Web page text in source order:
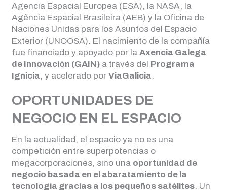
Agencia Espacial Europea (ESA), la NASA, la
Agência Espacial Brasileira (AEB) y la Oficina de
Naciones Unidas para los Asuntos del Espacio
Exterior (UNOOSA). El nacimiento de la compañía
fue financiado y apoyado por laAxencia Galega
de Innovación (GAIN) a través del Programa
Ignicia, y acelerado porViaGalicia.
OPORTUNIDADES DE
NEGOCIO EN EL ESPACIO
En la actualidad, el espacio ya no es una
competición entre superpotencias o
megacorporaciones, sino una oportunidad de
negocio basada en el abaratamiento de la
tecnología gracias a los pequeños satélites. Un